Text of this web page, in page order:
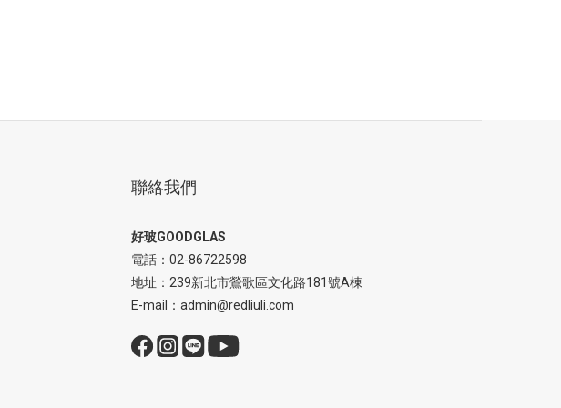
聯絡我們
好玻GOODGLAS
電話：02-86722598
地址：239新北市鶯歌區文化路181號A棟
E-mail：admin@redliuli.com